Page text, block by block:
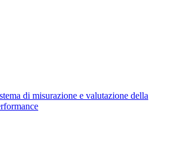
di misurazione e valutazione della